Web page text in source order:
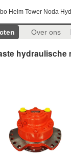
Helm Tower Noda
Over ons
hydraulische